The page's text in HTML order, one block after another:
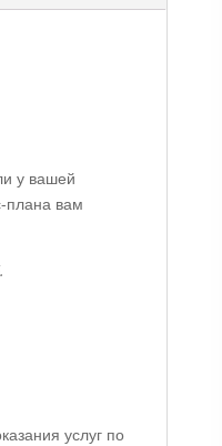
у вашей
плана вам
услуг по